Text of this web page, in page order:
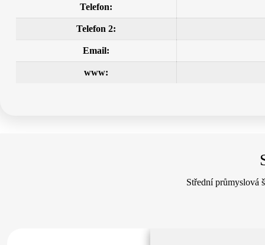
Telefon:
Telefon 2:
Email:
www:
Střední průmyslová